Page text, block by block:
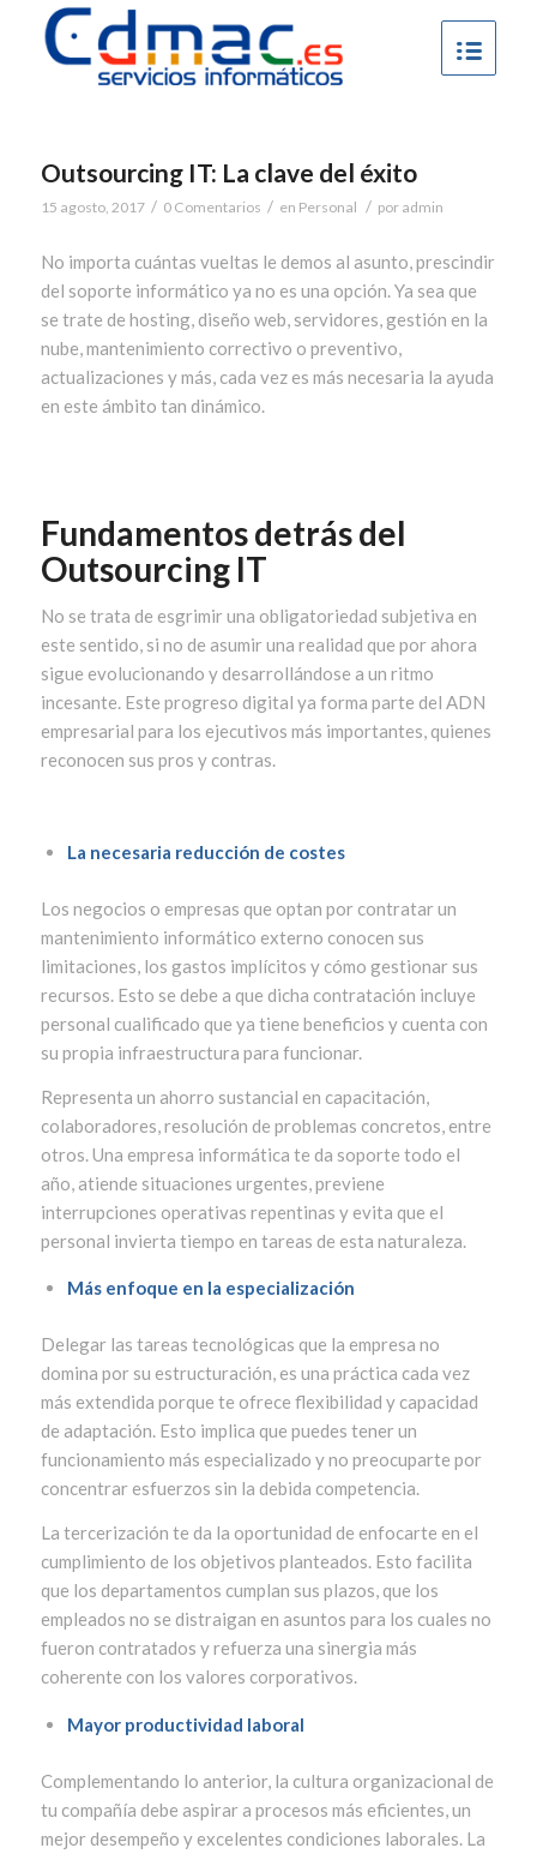
Outsourcing IT: La clave del éxito
15 agosto, 2017 / 0 Comentarios / en Personal / por admin
No importa cuántas vueltas le demos al asunto, prescindir
del soporte informático ya no es una opción. Ya sea que
se trate de hosting, diseño web, servidores, gestión en la
nube, mantenimiento correctivo o preventivo,
actualizaciones y más, cada vez es más necesaria la ayuda
en este ámbito tan dinámico.
Fundamentos detrás del
Outsourcing IT
No se trata de esgrimir una obligatoriedad subjetiva en
este sentido, si no de asumir una realidad que por ahora
sigue evolucionando y desarrollándose a un ritmo
incesante. Este progreso digital ya forma parte del ADN
empresarial para los ejecutivos más importantes, quienes
reconocen sus pros y contras.
La necesaria reducción de costes
Los negocios o empresas que optan por contratar un
mantenimiento informático externo conocen sus
limitaciones, los gastos implícitos y cómo gestionar sus
recursos. Esto se debe a que dicha contratación incluye
personal cualificado que ya tiene beneficios y cuenta con
su propia infraestructura para funcionar.
Representa un ahorro sustancial en capacitación,
colaboradores, resolución de problemas concretos, entre
otros. Una empresa informática te da soporte todo el
año, atiende situaciones urgentes, previene
interrupciones operativas repentinas y evita que el
personal invierta tiempo en tareas de esta naturaleza.
Más enfoque en la especialización
Delegar las tareas tecnológicas que la empresa no
domina por su estructuración, es una práctica cada vez
más extendida porque te ofrece flexibilidad y capacidad
de adaptación. Esto implica que puedes tener un
funcionamiento más especializado y no preocuparte por
concentrar esfuerzos sin la debida competencia.
La tercerización te da la oportunidad de enfocarte en el
cumplimiento de los objetivos planteados. Esto facilita
que los departamentos cumplan sus plazos, que los
empleados no se distraigan en asuntos para los cuales no
fueron contratados y refuerza una sinergia más
coherente con los valores corporativos.
Mayor productividad laboral
Complementando lo anterior, la cultura organizacional de
tu compañía debe aspirar a procesos más eficientes, un
mejor desempeño y excelentes condiciones laborales. La